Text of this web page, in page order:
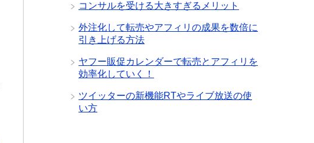
コンサルを受ける大きすぎるメリット
外注化して転売やアフィリの成果を数倍に
引き上げる方法
ヤフー販促カレンダーで転売とアフィリを
効率化していく！
ツイッターの新機能RTやライブ放送の使
い方